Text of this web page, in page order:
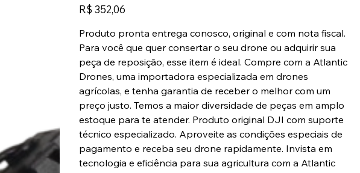
Preço
R$ 352,06
Produto pronta entrega conosco, original e com nota fiscal.
Para você que quer consertar o seu drone ou adquirir sua
peça de reposição, esse item é ideal. Compre com a Atlantic
Drones, uma importadora especializada em drones
agrícolas, e tenha garantia de receber o melhor com um
preço justo. Temos a maior diversidade de peças em amplo
estoque para te atender. Produto original DJI com suporte
técnico especializado. Aproveite as condições especiais de
pagamento e receba seu drone rapidamente. Invista em
tecnologia e eficiência para sua agricultura com a Atlantic